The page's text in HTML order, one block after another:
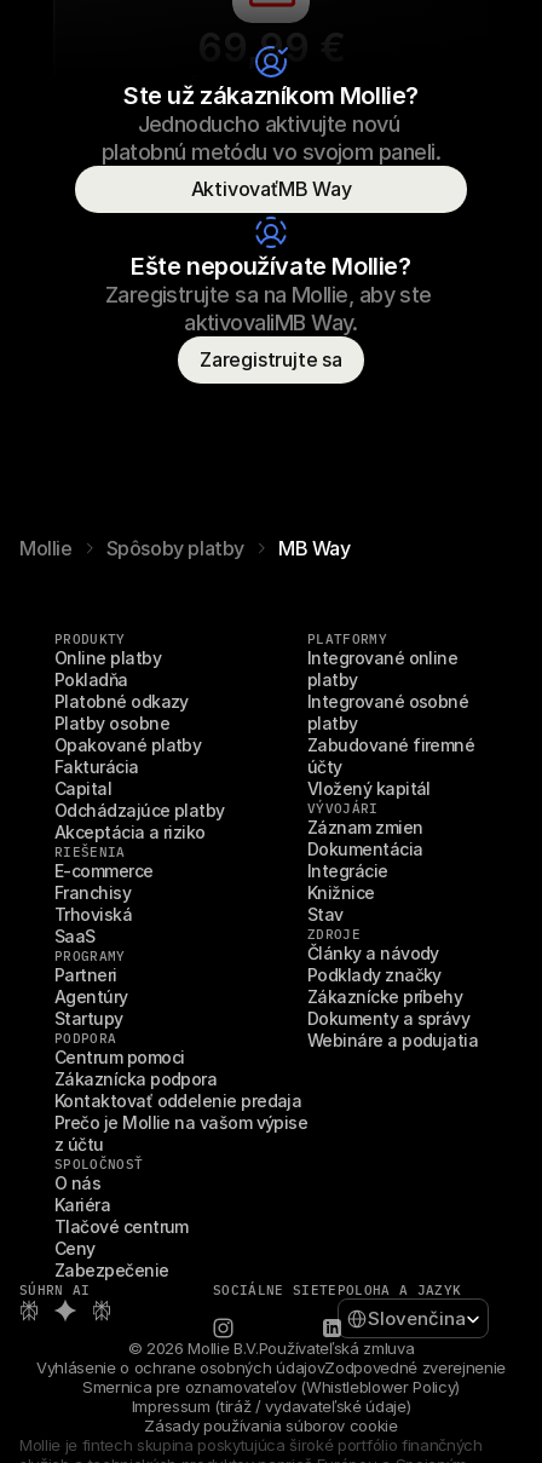
69,99 €
Šnúrky na tenisky
Šnúrky na tenisky
23.09.2022 17:29 69,99 €
Zaplatené
Ste už zákazníkom Mollie?
Jednoducho aktivujte novú
platobnú metódu vo svojom paneli.
AktivovaťMB Way
Ešte nepoužívate Mollie?
Zaregistrujte sa na Mollie, aby ste
aktivovaliMB Way.
Zaregistrujte sa
Mollie Spôsoby platby MB Way
PRODUKTY
Online platby
Pokladňa
Platobné odkazy
Platby osobne
Opakované platby
Fakturácia
Capital
Odchádzajúce platby
Akceptácia a riziko
RIEŠENIA
E-commerce
Franchisy
Trhoviská
SaaS
PROGRAMY
Partneri
Agentúry
Startupy
PODPORA
Centrum pomoci
Zákaznícka podpora
Kontaktovať oddelenie predaja
Prečo je Mollie na vašom výpise
z účtu
SPOLOČNOSŤ
O nás
Kariéra
Tlačové centrum
Ceny
Zabezpečenie
PLATFORMY
Integrované online
platby
Integrované osobné
platby
Zabudované firemné
účty
Vložený kapitál
VÝVOJÁRI
Záznam zmien
Dokumentácia
Integrácie
Knižnice
Stav
ZDROJE
Články a návody
Podklady značky
Zákaznícke príbehy
Dokumenty a správy
Webináre a podujatia
SÚHRN AI SOCIÁLNE SIETE POLOHA A JAZYK
Select Language
Slovenčina
© 2026 Mollie B.V.Používateľská zmluva
Vyhlásenie o ochrane osobných údajovZodpovedné zverejnenie
Smernica pre oznamovateľov (Whistleblower Policy)
Impressum (tiráž / vydavateľské údaje)
Zásady používania súborov cookie
Mollie je fintech skupina poskytujúca široké portfólio finančných